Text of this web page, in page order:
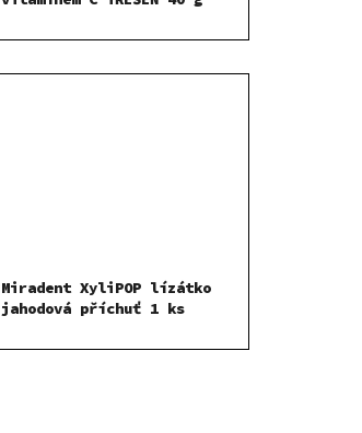
Miradent XyliPOP lízátko
jahodová příchuť 1 ks